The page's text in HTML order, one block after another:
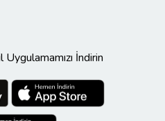
İndirin